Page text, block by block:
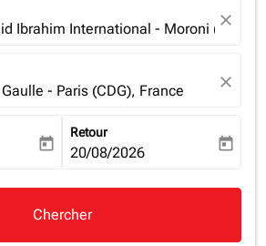
Ibrahim International - Moroni (HAH),
close
- Paris (CDG), France close
date-aria-label
today
Retour
fc-booking-return-date-aria-
20/08/2026 today
Chercher